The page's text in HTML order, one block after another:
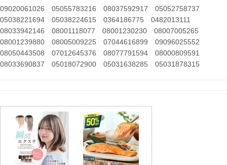
09020061026
05055783216 08037592917
05052758737
05038221694
05038224615 0364186775
0482013111
08033942146
08001118077 08001230230
08007005265
08001239880
08005009225 07044616899
09096025552
08050443508
07012645376 08077791594
08000809591
08033690837
05018072900 05031638285 05031878315